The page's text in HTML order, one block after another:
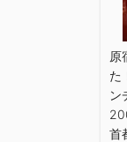
原
た
ン
首